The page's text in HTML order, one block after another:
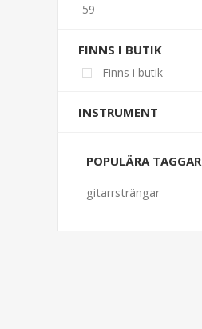
59
FINNS I BUTIK
Finns i butik
INSTRUMENT
POPULÄRA TAGGAR
gitarrsträngar